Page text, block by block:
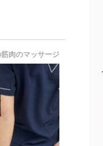
筋肉のマッサージ